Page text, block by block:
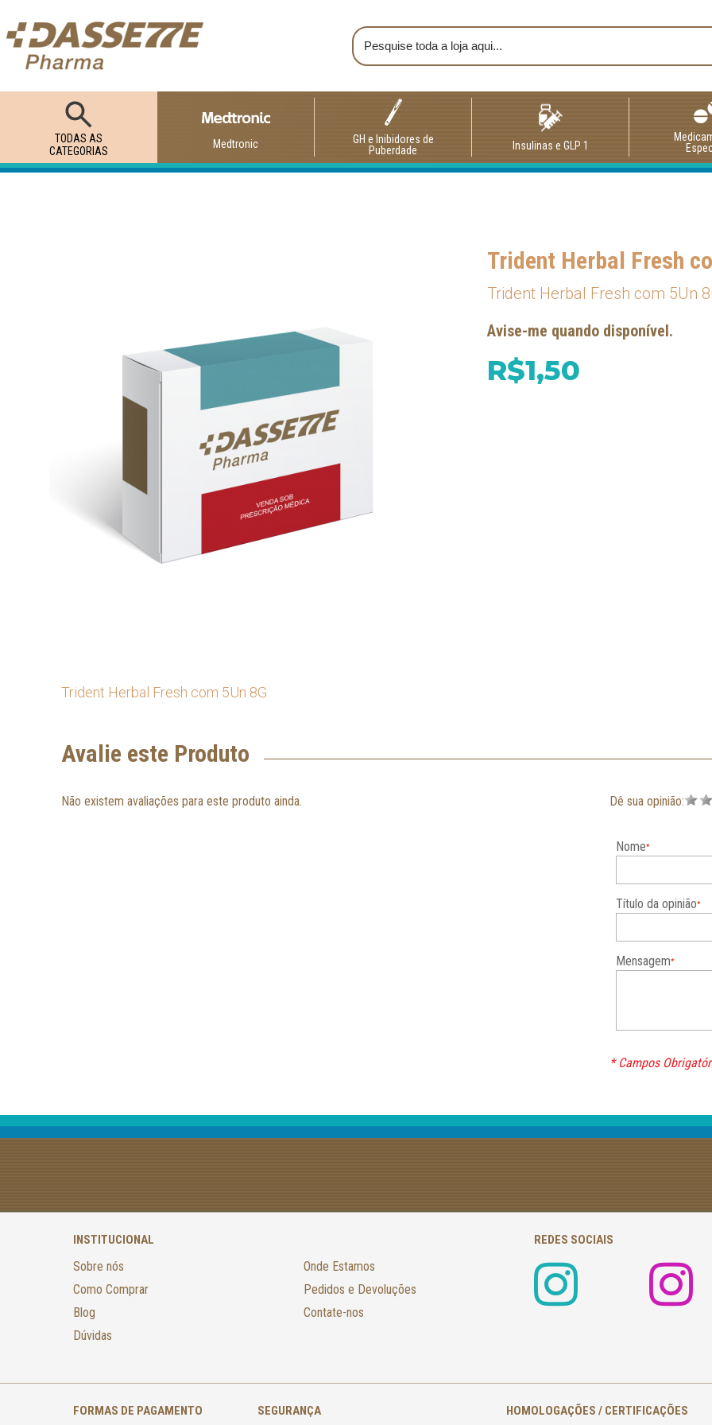
TODAS AS
CATEGORIAS
Medtronic
GH e Inibidores de
Puberdade
Insulinas e GLP 1
Trident Herbal Fresh
Trident Herbal Fresh com 5Un
Avise-me quando disponível.
R$1,50
Trident Herbal Fresh com 5Un 8G
Avalie este Produto
Não existem avaliações para este produto ainda. Dê sua opinião:
Nome
Título da opinião
Mensagem
* Campos
INSTITUCIONAL
Sobre nós
Como Comprar
Blog
Dúvidas
Onde Estamos
Pedidos e Devoluções
Contate-nos
REDES SOCIAIS
FORMAS DE PAGAMENTO SEGURANÇA HOMOLOGAÇÕES / CERTIFICAÇÕES